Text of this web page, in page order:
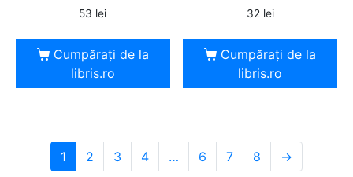
53 lei
Cumpărați de la
libris.ro
32 lei
Cumpărați de la
libris.ro
1 2 3 4 … 6 7 8 →